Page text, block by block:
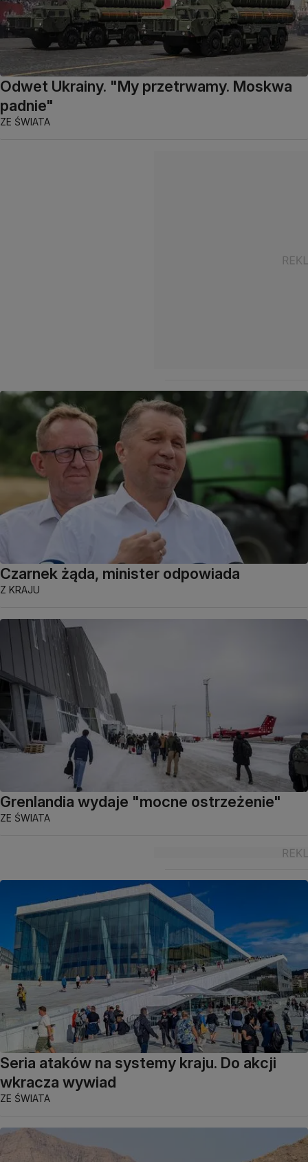
Odwet Ukrainy. "My przetrwamy. Moskwa
padnie"
ZE ŚWIATA
Czarnek żąda, minister odpowiada
Z KRAJU
Grenlandia wydaje "mocne ostrzeżenie"
ZE ŚWIATA
Seria ataków na systemy kraju. Do akcji
wkracza wywiad
ZE ŚWIATA